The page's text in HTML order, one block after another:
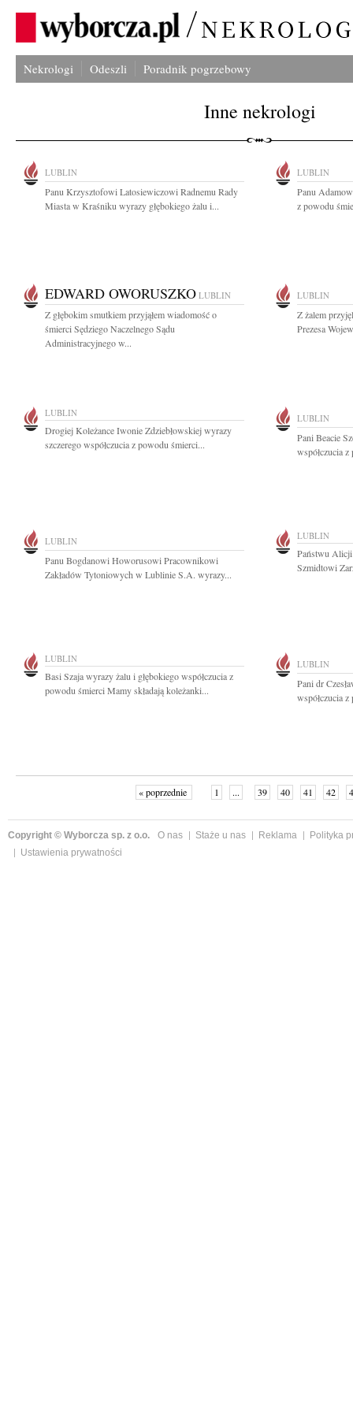
Nekrologi Odeszli Poradnik pogrzebowy
Inne nekrologi
LUBLIN
Panu Krzysztofowi Latosiewiczowi Radnemu Rady
Miasta w Kraśniku wyrazy głębokiego żalu i...
LUBLIN
Panu
z powodu
EDWARD OWORUSZKO LUBLIN
Z głębokim smutkiem przyjąłem wiadomość o
śmierci Sędziego Naczelnego Sądu
Administracyjnego w...
LUBLIN
Z żalem
Prezesa
LUBLIN
Drogiej Koleżance Iwonie Zdziebłowskiej wyrazy
szczerego współczucia z powodu śmierci...
LUBLIN
Pani Beacie
współczucia z
LUBLIN
Panu Bogdanowi Howorusowi Pracownikowi
Zakładów Tytoniowych w Lublinie S.A. wyrazy...
LUBLIN
Państwu
Szmidtowi
LUBLIN
Basi Szaja wyrazy żalu i głębokiego współczucia z
powodu śmierci Mamy składają koleżanki...
LUBLIN
Pani dr
współczucia
« poprzednie 1 ... 39 40 41 42
Copyright © Wyborcza sp. z o.o. O nas Staże u nas Reklama
Polityka
Ustawienia prywatności